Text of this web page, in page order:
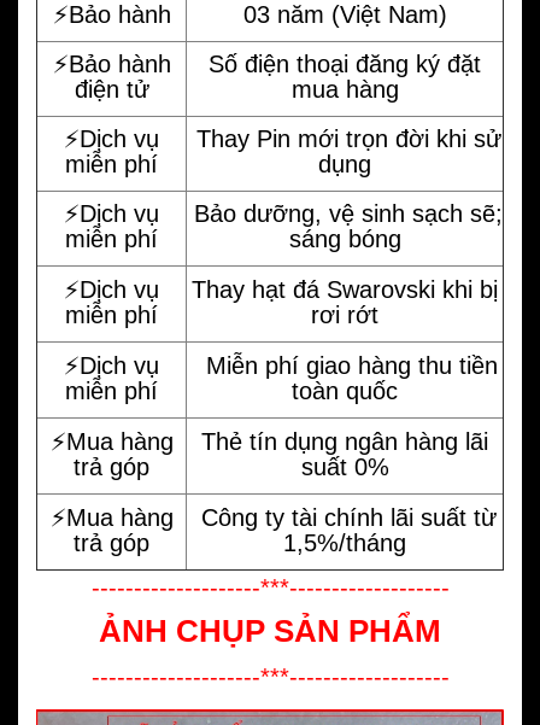
⚡️Bảo hành
03 năm (Việt Nam)
⚡️Bảo hành
điện tử
Số điện thoại đăng ký đặt
mua hàng
⚡️Dịch vụ
miễn phí
Thay Pin mới trọn đời khi sử
dụng
⚡️Dịch vụ
miễn phí
Bảo dưỡng, vệ sinh sạch sẽ;
sáng bóng
⚡️Dịch vụ
miễn phí
Thay hạt đá Swarovski khi bị
rơi rớt
⚡️Dịch vụ
miễn phí
Miễn phí giao hàng thu tiền
toàn quốc
⚡️Mua hàng
trả góp
Thẻ tín dụng ngân hàng lãi
suất 0%
⚡️Mua hàng
trả góp
Công ty tài chính lãi suất từ
1,5%/tháng
--------------------***-------------------
ẢNH CHỤP SẢN PHẨM
--------------------***-------------------